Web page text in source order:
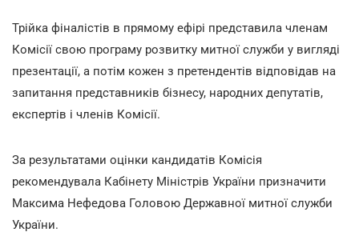
Трійка фіналістів в прямому ефірі представила членам
Комісії свою програму розвитку митної служби у вигляді
презентації, а потім кожен з претендентів відповідав на
запитання представників бізнесу, народних депутатів,
експертів і членів Комісії.
За результатами оцінки кандидатів Комісія
рекомендувала Кабінету Міністрів України призначити
Максима Нефедова Головою Державної митної служби
України.